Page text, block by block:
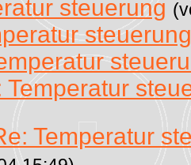
steuerung
steuerung
Temperatur
Temperatur